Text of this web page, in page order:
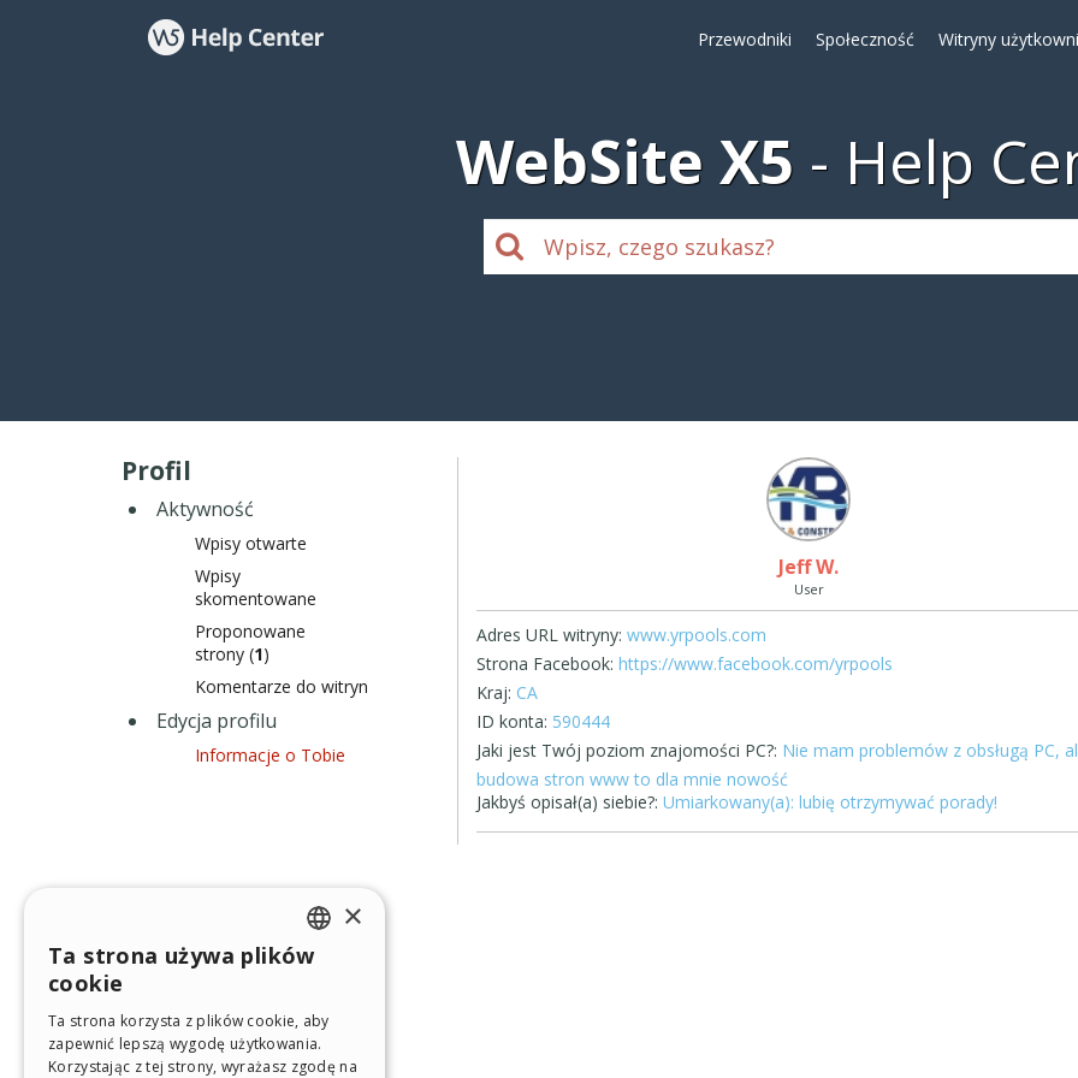
Przewodniki Społeczność Witryny
WebSite X5 Help
Profil
Aktywność
Wpisy otwarte
Wpisy
skomentowane
Proponowane
strony (1)
Komentarze do witryn
Edycja profilu
Informacje o Tobie
Jeff W.
User
Adres URL witryny: www.yrpools.com
Strona Facebook: https://www.facebook.com/yrpools
Kraj: CA
ID konta: 590444
Jaki jest Twój poziom znajomości PC?: Nie mam problemów z obsługą PC,
budowa stron www to dla mnie nowość
Jakbyś opisał(a) siebie?: Umiarkowany(a): lubię otrzymywać porady!
ENGLISH
GERMAN
×
Ta strona używa plików
cookie
Ta strona korzysta z plików cookie, aby
zapewnić lepszą wygodę użytkowania.
Korzystając z tej strony, wyrażasz zgodę na